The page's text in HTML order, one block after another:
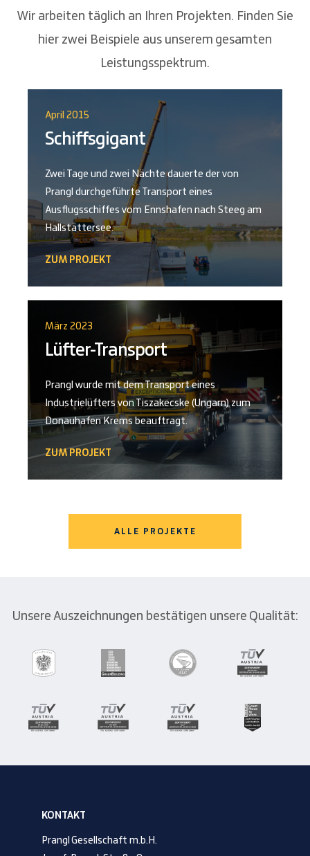
Wir arbeiten täglich an Ihren Projekten. Finden Sie
hier zwei Beispiele aus unserem gesamten
Leistungsspektrum.
April 2015
Schiffsgigant
Zwei Tage und zwei Nächte dauerte der von
Prangl durchgeführte Transport eines
Ausflugsschiffes vom Ennshafen nach Steeg am
Hallstättersee.
ZUM PROJEKT
März 2023
Lüfter-Transport
Prangl wurde mit dem Transport eines
Industrielüfters von Tiszakecske (Ungarn) zum
Donauhafen Krems beauftragt.
ZUM PROJEKT
ALLE PROJEKTE
Unsere Auszeichnungen bestätigen unsere Qualität:
KONTAKT
Prangl Gesellschaft m.b.H.